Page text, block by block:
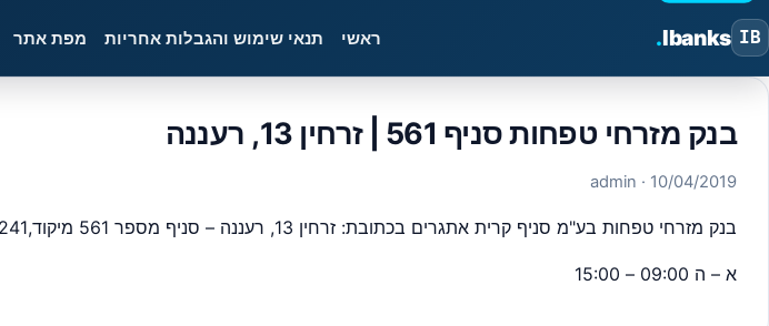
IB
Ibanks
. ראשי תנאי שימוש והגבלות אחריות מפת אתר
בנק מזרחי טפחות סניף 561 | זרחין 13, רעננה
10/04/2019
· admin
בנק מזרחי טפחות בע"מ סניף קרית אתגרים בכתובת: זרחין 13, רעננה – סניף מספר 561 מיקוד,4366241 ,כל פרטי יצירת הקשר כתובות וכדומה מבנק ישראל.
א – ה 09:00 – 15:00